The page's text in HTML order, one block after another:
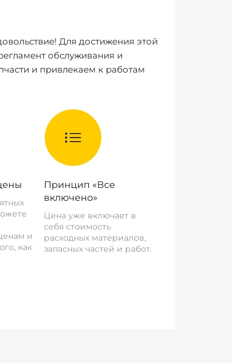
Для достижения этой
обслуживания и
и привлекаем к работам
и
как
Принцип «Все
включено»
Цена уже включает в
себя стоимость
расходных материалов,
запасных частей и работ.